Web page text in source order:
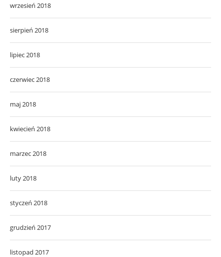
wrzesień 2018
sierpień 2018
lipiec 2018
czerwiec 2018
maj 2018
kwiecień 2018
marzec 2018
luty 2018
styczeń 2018
grudzień 2017
listopad 2017